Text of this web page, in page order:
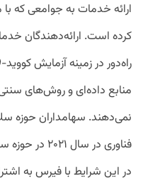
ارائه خدمات به جوامعی که
کرده است. ارائه‌دهندگان
منابع داده‌‌ای و روش‌های
نمی‌دهند. سهامداران حوزه
فناوری در
در این شرایط با فیرس به